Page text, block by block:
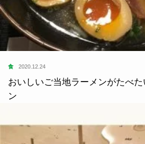
食 2020.12.24
おいしいご当地ラーメンがたべ
ン